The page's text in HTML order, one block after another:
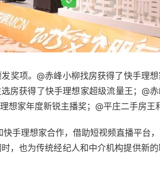
奖项。@赤峰小柳找房获得了快手理
房获得了快手理想家超级流量王；@
想家年度新锐主播奖；@平庄二手房王
手理想家合作，借助短视频直播平台
，也为传统经纪人和中介机构提供新